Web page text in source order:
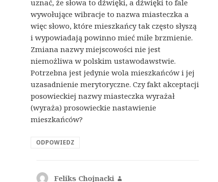
uznać, że słowa to dźwięki, a dźwięki to fale
wywołujące wibracje to nazwa miasteczka a
więc słowo, które mieszkańcy tak często słyszą
i wypowiadają powinno mieć miłe brzmienie.
Zmiana nazwy miejscowości nie jest
niemożliwa w polskim ustawodawstwie.
Potrzebna jest jedynie wola mieszkańców i jej
uzasadnienie merytoryczne. Czy fakt akceptacji
posowieckiej nazwy miasteczka wyrażał
(wyraża) prosowieckie nastawienie
mieszkańców?
ODPOWIEDZ
Feliks Chojnacki